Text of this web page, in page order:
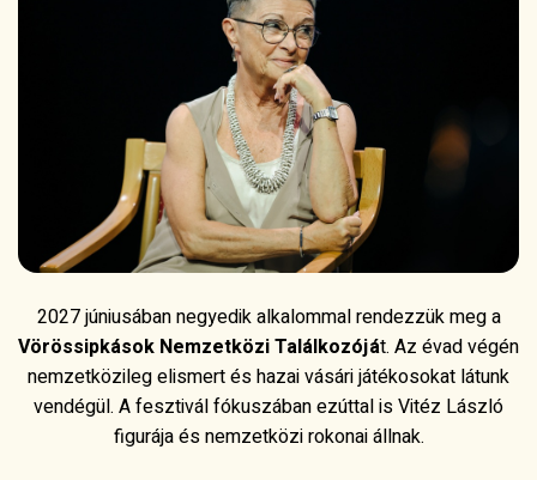
2027 júniusában negyedik alkalommal rendezzük meg a
Vörössipkások Nemzetközi Találkozóját. Az évad végén
nemzetközileg elismert és hazai vásári játékosokat látunk
vendégül. A fesztivál fókuszában ezúttal is Vitéz László
figurája és nemzetközi rokonai állnak.